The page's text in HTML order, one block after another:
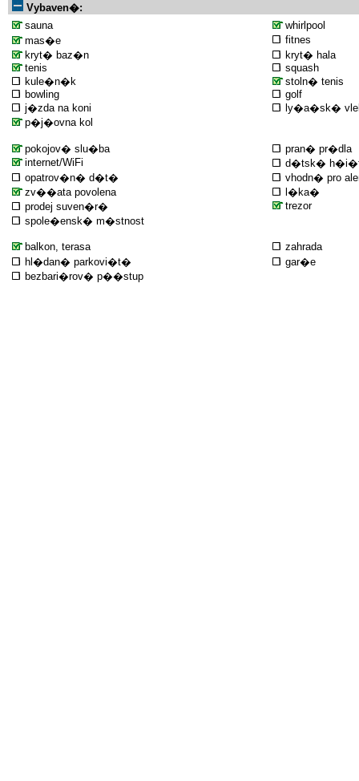
Vybaven�:
sauna
whirlpool
mas�e
fitnes
kryt� baz�n
kryt� hala
tenis
squash
kule�n�k
stoln� tenis
bowling
golf
j�zda na koni
ly�a�sk�
p�j�ovna kol
pokojov� slu�ba
pran� pr�dla
internet/WiFi
d�tsk�
opatrov�n� d�t�
vhodn� pro
zv��ata povolena
l�ka�
prodej suven�r�
trezor
spole�ensk� m�stnost
balkon, terasa
zahrada
hl�dan� parkovi�t�
gar�e
bezbari�rov� p��stup